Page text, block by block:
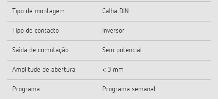
Tipo de montagem Calha DIN
Tipo de contacto Inversor
Saída de comutação Sem potencial
Amplitude de abertura < 3 mm
Programa Programa semanal